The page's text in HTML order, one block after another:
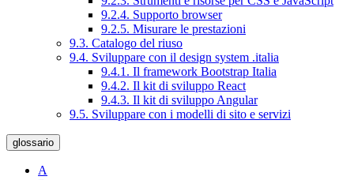
9.2.4. Supporto browser
9.2.5. Misurare le prestazioni
9.3. Catalogo del riuso
9.4. Sviluppare con il design system .italia
9.4.1. Il framework Bootstrap Italia
9.4.2. Il kit di sviluppo React
9.4.3. Il kit di sviluppo Angular
9.5. Sviluppare con i modelli di sito e servizi
glossario
A